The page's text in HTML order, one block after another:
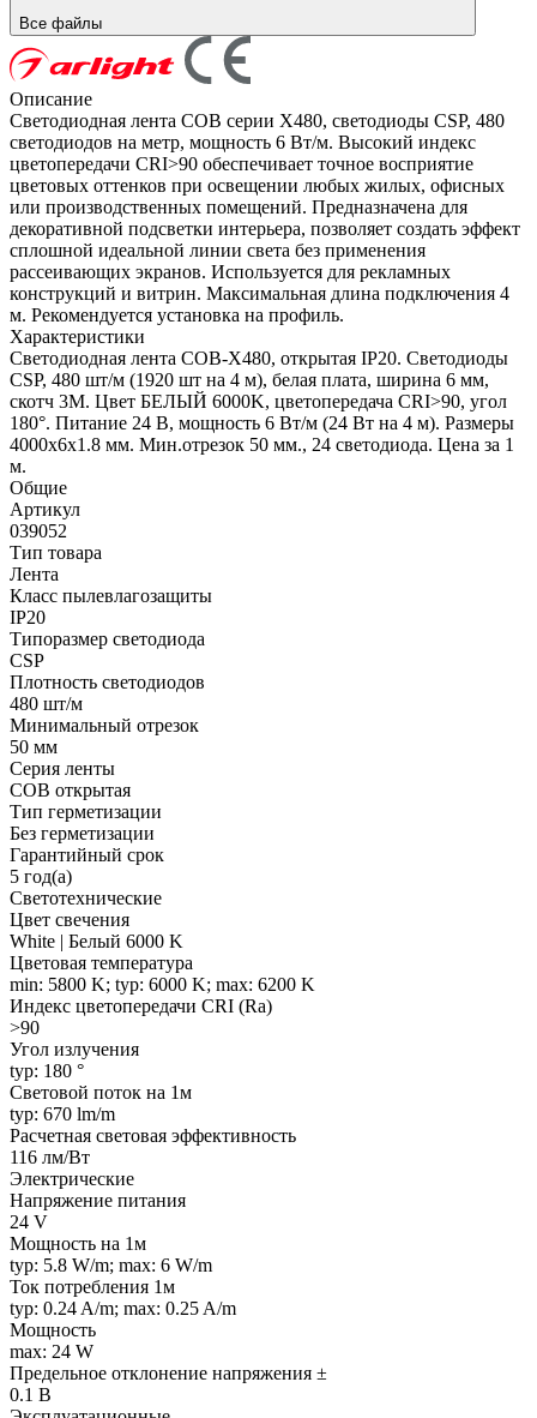
Все файлы
Описание
Светодиодная лента COB серии X480, светодиоды CSP, 480
светодиодов на метр, мощность 6 Вт/м. Высокий индекс
цветопередачи CRI>90 обеспечивает точное восприятие
цветовых оттенков при освещении любых жилых, офисных
или производственных помещений. Предназначена для
декоративной подсветки интерьера, позволяет создать эффект
сплошной идеальной линии света без применения
рассеивающих экранов. Используется для рекламных
конструкций и витрин. Максимальная длина подключения 4
м. Рекомендуется установка на профиль.
Характеристики
Светодиодная лента COB-X480, открытая IP20. Светодиоды
CSP, 480 шт/м (1920 шт на 4 м), белая плата, ширина 6 мм,
скотч 3М. Цвет БЕЛЫЙ 6000K, цветопередача CRI>90, угол
180°. Питание 24 В, мощность 6 Вт/м (24 Вт на 4 м). Размеры
4000х6х1.8 мм. Мин.отрезок 50 мм., 24 светодиода. Цена за 1
м.
Общие
Артикул
039052
Тип товара
Лента
Класс пылевлагозащиты
IP20
Типоразмер светодиода
CSP
Плотность светодиодов
480 шт/м
Минимальный отрезок
50 мм
Серия ленты
COB открытая
Тип герметизации
Без герметизации
Гарантийный срок
5 год(а)
Светотехнические
Цвет свечения
White | Белый 6000 K
Цветовая температура
min: 5800 K; typ: 6000 K; max: 6200 K
Индекс цветопередачи CRI (Ra)
>90
Угол излучения
typ: 180 °
Световой поток на 1м
typ: 670 lm/m
Расчетная световая эффективность
116 лм/Вт
Электрические
Напряжение питания
24 V
Мощность на 1м
typ: 5.8 W/m; max: 6 W/m
Ток потребления 1м
typ: 0.24 A/m; max: 0.25 A/m
Мощность
max: 24 W
Предельное отклонение напряжения ±
0.1 В